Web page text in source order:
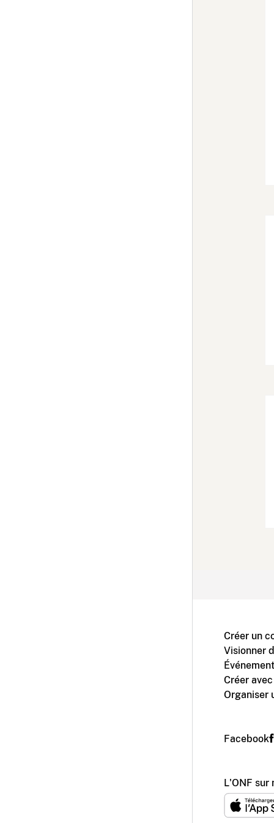
Créer un
Visionner
Créer
Organiser
Facebook
L'ONF sur